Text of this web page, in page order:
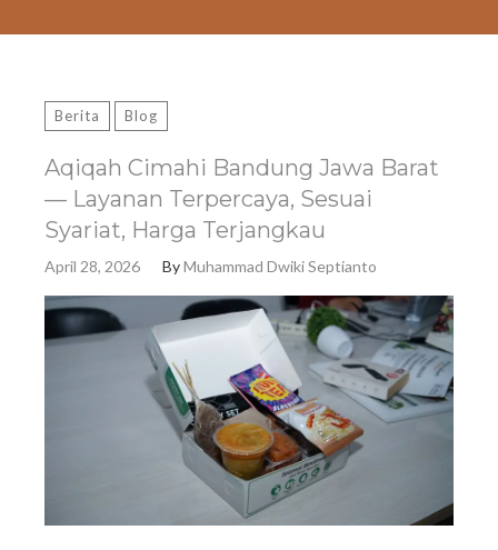
Berita Blog
Aqiqah Cimahi Bandung Jawa Barat
— Layanan Terpercaya, Sesuai
Syariat, Harga Terjangkau
April 28, 2026 ByMuhammad Dwiki Septianto